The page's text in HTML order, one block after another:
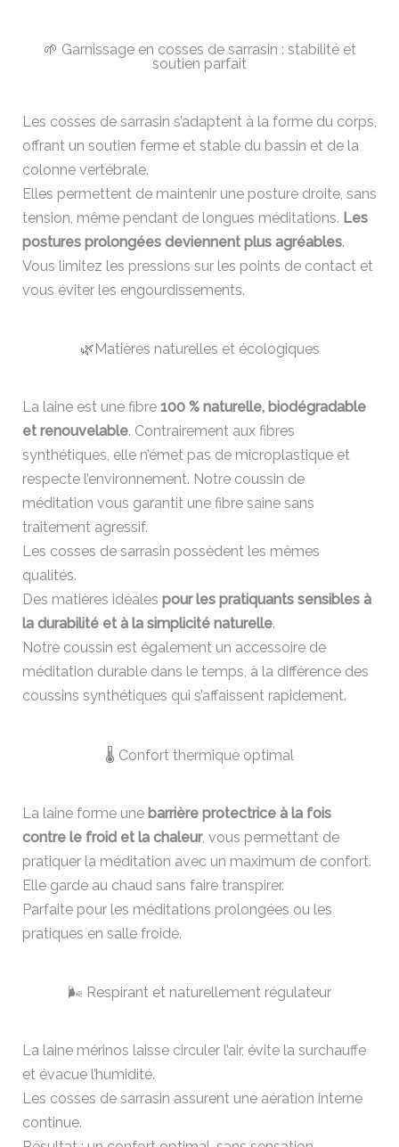
🌱 Garnissage en cosses de sarrasin : stabilité et
soutien parfait
Les cosses de sarrasin s’adaptent à la forme du corps,
offrant un soutien ferme et stable du bassin et de la
colonne vertébrale.
Elles permettent de maintenir une posture droite, sans
tension, même pendant de longues méditations. Les
postures prolongées deviennent plus agréables.
Vous limitez les pressions sur les points de contact et
vous éviter les engourdissements.
🌿Matières naturelles et écologiques
La laine est une fibre 100 % naturelle, biodégradable
et renouvelable. Contrairement aux fibres
synthétiques, elle n’émet pas de microplastique et
respecte l’environnement. Notre coussin de
méditation vous garantit une fibre saine sans
traitement agressif.
Les cosses de sarrasin possèdent les mêmes
qualités.
Des matières idéales pour les pratiquants sensibles à
la durabilité et à la simplicité naturelle.
Notre coussin est également un accessoire de
méditation durable dans le temps, à la différence des
coussins synthétiques qui s’affaissent rapidement.
🌡️ Confort thermique optimal
La laine forme une barrière protectrice à la fois
contre le froid et la chaleur, vous permettant de
pratiquer la méditation avec un maximum de confort.
Elle garde au chaud sans faire transpirer.
Parfaite pour les méditations prolongées ou les
pratiques en salle froide.
🌬️ Respirant et naturellement régulateur
La laine mérinos laisse circuler l’air, évite la surchauffe
et évacue l’humidité.
Les cosses de sarrasin assurent une aération interne
continue.